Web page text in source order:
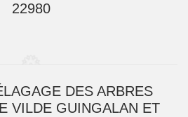
22980
DES ARBRES
VILDE GUINGALAN ET